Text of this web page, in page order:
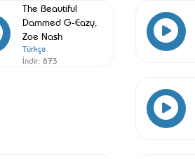
The Beautiful
Dammed G-Eazy,
Zoe Nash
Türkçe
İndir: 873